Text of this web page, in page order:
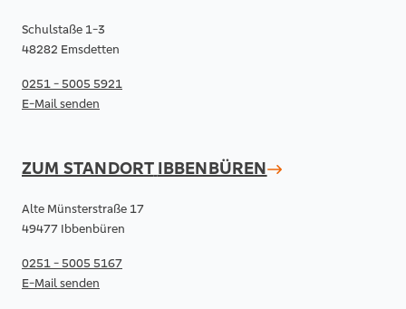
Schulstaße 1-3
48282 Emsdetten
0251 - 5005 5921
E-Mail senden
ZUM STANDORT IBBENBÜREN
Alte Münsterstraße 17
49477 Ibbenbüren
0251 - 5005 5167
E-Mail senden